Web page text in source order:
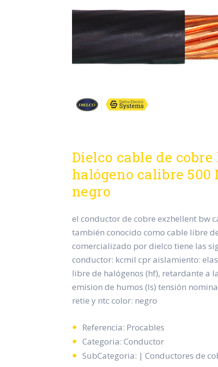
Dielco cable de
halógeno calibre 500
negro
el conductor de cobre exzhellent bw
también conocido como cable libre
comercializado por dielco tiene las
conductor: kcmil cpr aislamiento:
libre de halógenos (hf), retardante a
emision de humos (ls) tensión
retie y ntc color: negro
Referencia: Procables
Categoria: Conductor
SubCategoria: | Conductores de